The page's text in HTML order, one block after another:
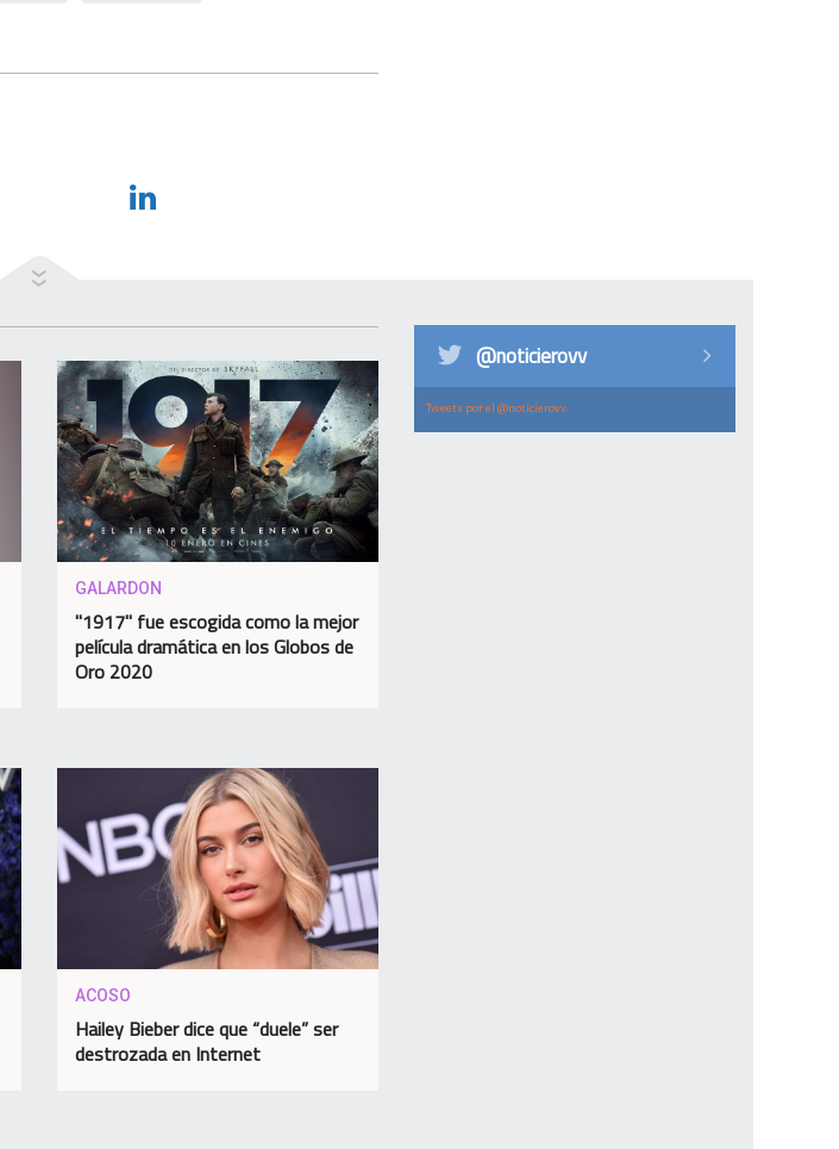
GALARDON
"1917" fue escogida como la mejor
película dramática en los Globos de
Oro 2020
ACOSO
Hailey Bieber dice que “duele” ser
destrozada en Internet
@noticierovv
Tweets por el @noticierovv.